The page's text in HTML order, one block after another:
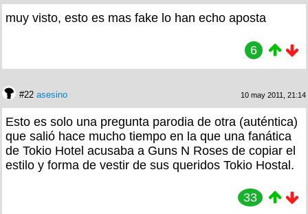
muy visto, esto es mas fake lo han echo aposta
6
#22 asesino 10 may 2011, 21:14
Esto es solo una pregunta parodia de otra (auténtica)
que salió hace mucho tiempo en la que una fanática
de Tokio Hotel acusaba a Guns N Roses de copiar el
estilo y forma de vestir de sus queridos Tokio Hostal.
33